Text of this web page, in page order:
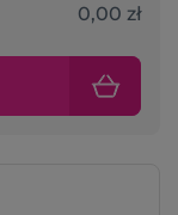
0,00 zł